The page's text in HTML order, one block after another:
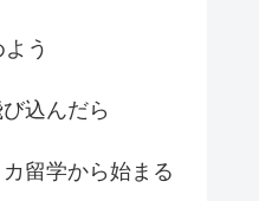
う
込んだら
留学から始まる